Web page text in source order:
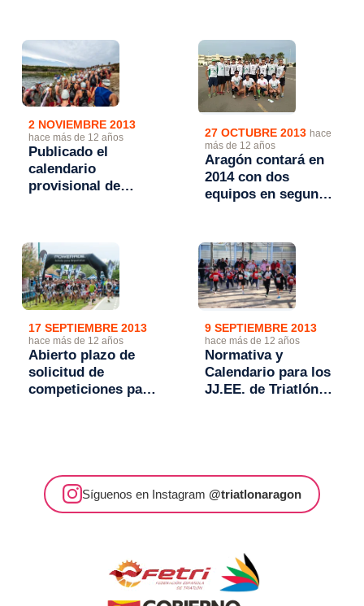
2 NOVIEMBRE 2013
hace más de 12 años
Publicado el
calendario
provisional de
27 OCTUBRE 2013 hace
más de 12 años
Aragón contará en
2014 con dos
equipos en segunda
17 SEPTIEMBRE 2013
hace más de 12 años
Abierto plazo de
solicitud de
competiciones para
9 SEPTIEMBRE 2013
hace más de 12 años
Normativa y
Calendario para los
JJ.EE. de Triatlón
Síguenos en Instagram @triatlonaragon